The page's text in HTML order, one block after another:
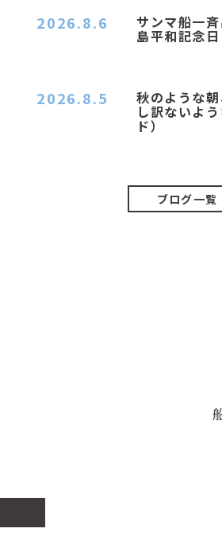
サンマ船一
島平和記念日
2026.8.6
秋のような
し訳ないよ
ド）
2026.8.5
ブログ一覧